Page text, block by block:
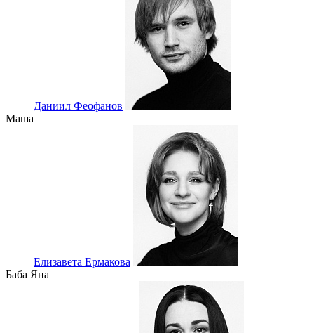
Даниил Феофанов
Маша
Елизавета Ермакова
Баба Яна